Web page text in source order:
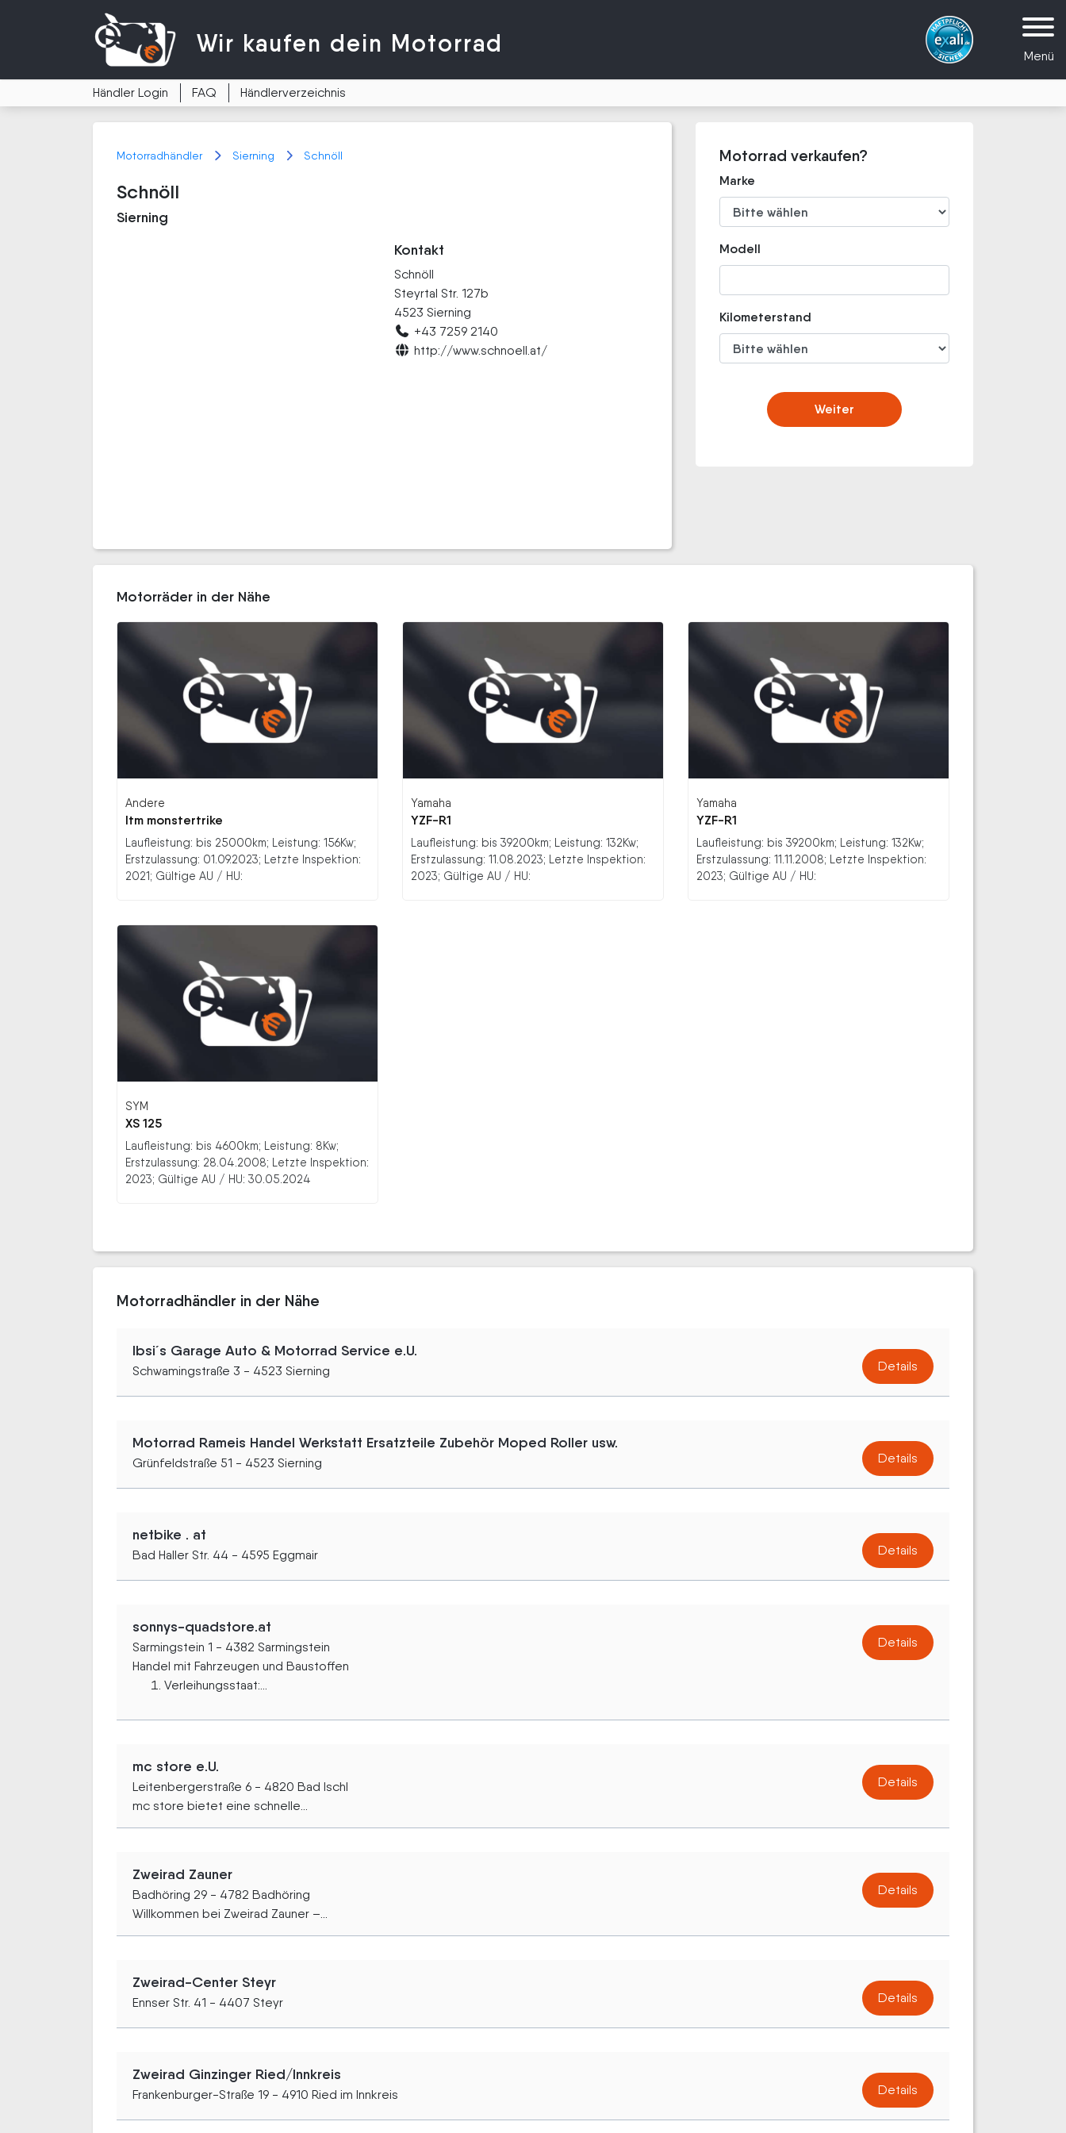
Menü
Wir kaufen dein Motorrad
Händler Login FAQ Händlerverzeichnis
Motorradhändler Sierning Schnöll
Schnöll
Sierning
Kontakt
Schnöll
Steyrtal Str. 127b
4523 Sierning
+43 7259 2140
http://www.schnoell.at/
Motorrad verkaufen?
Marke
Modell
Kilometerstand
Weiter
Motorräder in der Nähe
Andere
Itm monstertrike
Laufleistung: bis 25000km; Leistung: 156Kw;
Erstzulassung: 01.09.2023; Letzte Inspektion:
2021; Gültige AU / HU:
Yamaha
YZF-R1
Laufleistung: bis 39200km; Leistung: 132Kw;
Erstzulassung: 11.08.2023; Letzte Inspektion:
2023; Gültige AU / HU:
Yamaha
YZF-R1
Laufleistung: bis 39200km; Leistung: 132Kw;
Erstzulassung: 11.11.2008; Letzte Inspektion:
2023; Gültige AU / HU:
SYM
XS 125
Laufleistung: bis 4600km; Leistung: 8Kw;
Erstzulassung: 28.04.2008; Letzte Inspektion:
2023; Gültige AU / HU: 30.05.2024
Motorradhändler in der Nähe
Ibsi´s Garage Auto & Motorrad Service e.U.
Schwamingstraße 3 - 4523 Sierning Details
Motorrad Rameis Handel Werkstatt Ersatzteile Zubehör Moped Roller usw.
Grünfeldstraße 51 - 4523 Sierning Details
netbike . at
Bad Haller Str. 44 - 4595 Eggmair Details
sonnys-quadstore.at
Sarmingstein 1 - 4382 Sarmingstein
Handel mit Fahrzeugen und Baustoffen
Verleihungsstaat:...
Details
mc store e.U.
Leitenbergerstraße 6 - 4820 Bad Ischl
mc store bietet eine schnelle...
Details
Zweirad Zauner
Badhöring 29 - 4782 Badhöring
Willkommen bei Zweirad Zauner –...
Details
Zweirad-Center Steyr
Ennser Str. 41 - 4407 Steyr Details
Zweirad Ginzinger Ried/Innkreis
Frankenburger-Straße 19 - 4910 Ried im Innkreis Details